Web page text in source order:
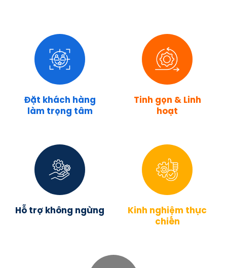
Đặt khách hàng
làm trọng tâm
Tinh gọn & Linh
hoạt
Hỗ trợ không ngừng
Kinh nghiệm thực
chiến